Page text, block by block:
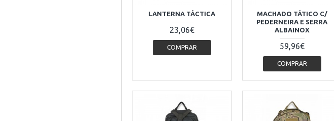
LANTERNA TÁCTICA
23,06€
COMPRAR
MACHADO TÁTICO C/
PEDERNEIRA E SERRA
ALBAINOX
59,96€
COMPRAR